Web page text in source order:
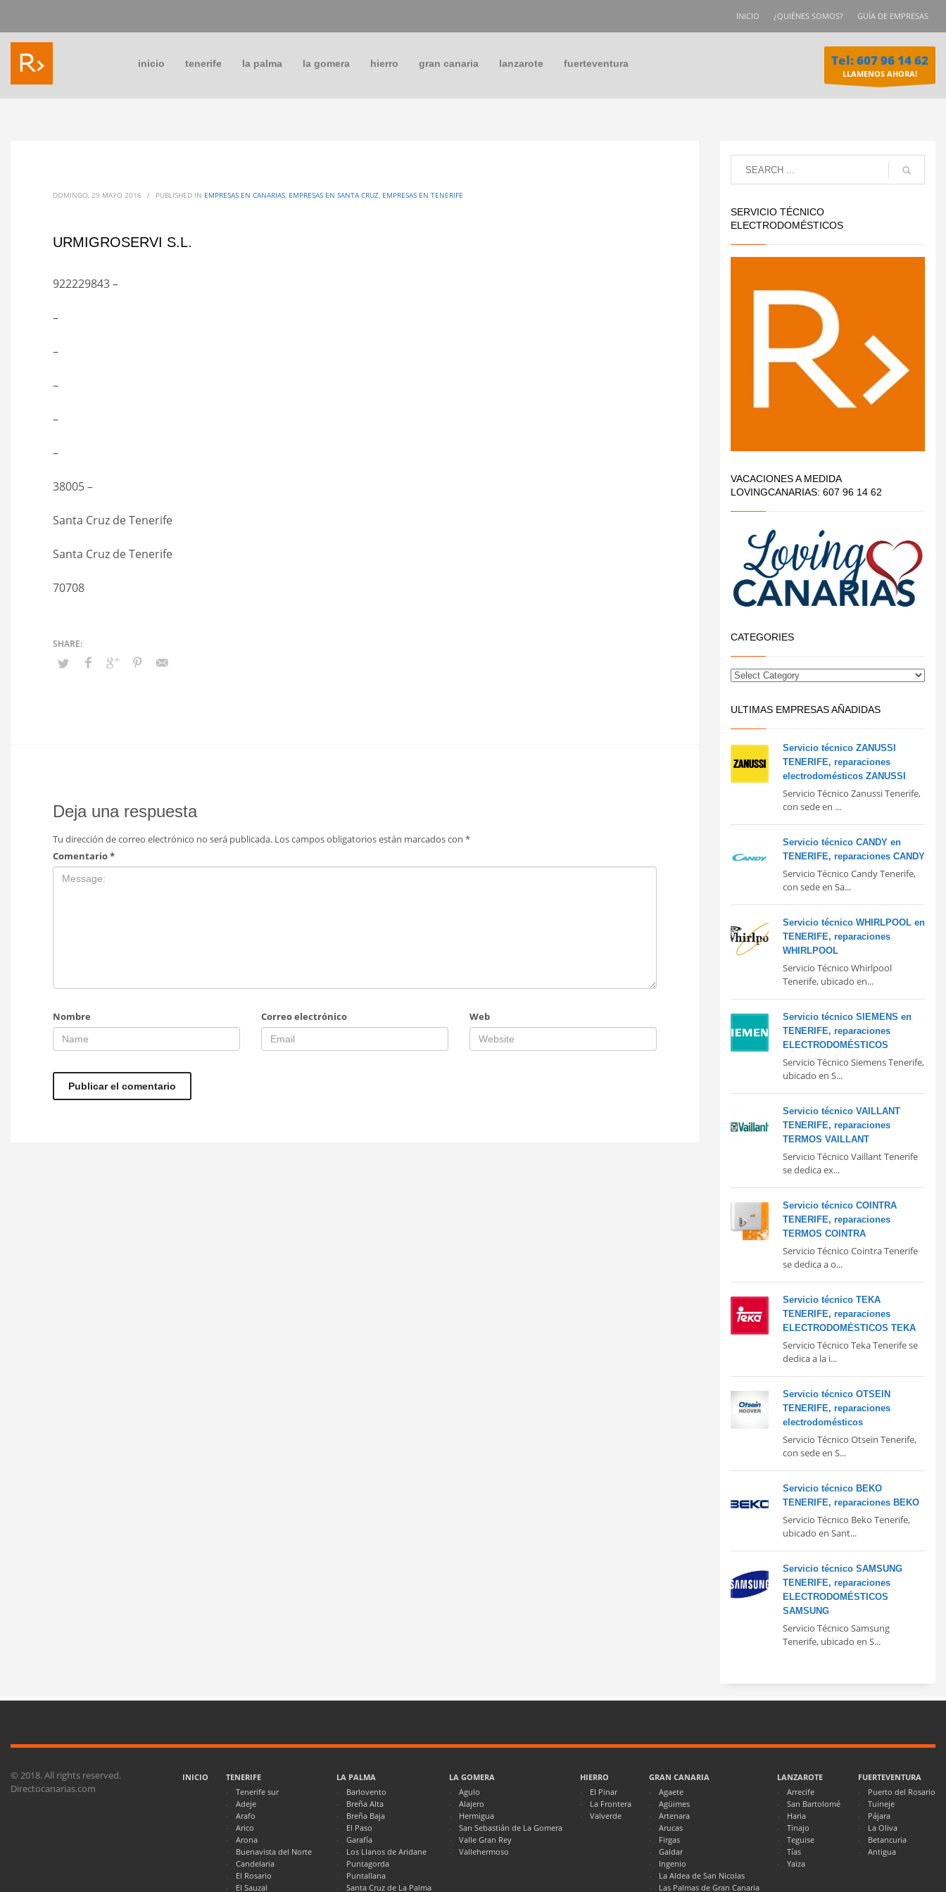
INICIO ¿QUIÉNES SOMOS? GUÍA DE EMPRESAS
inicio tenerife la palma la gomera hierro gran canaria lanzarote fuerteventura Tel: 607 96 14 62
LLAMENOS AHORA!
DOMINGO, 29 MAYO 2016 / PUBLISHED IN EMPRESAS EN CANARIAS, EMPRESAS EN SANTA CRUZ, EMPRESAS EN TENERIFE
URMIGROSERVI S.L.
922229843 –
–
–
–
–
–
38005 –
Santa Cruz de Tenerife
Santa Cruz de Tenerife
70708
Deja una respuesta
Tu dirección de correo electrónico no será publicada. Los campos obligatorios están marcados con *
Comentario*
Nombre Correo electrónico Web
SERVICIO TÉCNICO
ELECTRODOMÉSTICOS
VACACIONES A MEDIDA
LOVINGCANARIAS: 607 96 14 62
CATEGORIES
ULTIMAS EMPRESAS AÑADIDAS
Servicio técnico ZANUSSI
TENERIFE, reparaciones
electrodomésticos ZANUSSI
Servicio Técnico Zanussi Tenerife,
con sede en ...
Servicio técnico CANDY en
TENERIFE, reparaciones CANDY
Servicio Técnico Candy Tenerife,
con sede en Sa...
Servicio técnico WHIRLPOOL en
TENERIFE, reparaciones
WHIRLPOOL
Servicio Técnico Whirlpool
Tenerife, ubicado en...
Servicio técnico SIEMENS en
TENERIFE, reparaciones
ELECTRODOMÉSTICOS
Servicio Técnico Siemens Tenerife,
ubicado en S...
Servicio técnico VAILLANT
TENERIFE, reparaciones
TERMOS VAILLANT
Servicio Técnico Vaillant Tenerife
se dedica ex...
Servicio técnico COINTRA
TENERIFE, reparaciones
TERMOS COINTRA
Servicio Técnico Cointra Tenerife
se dedica a o...
Servicio técnico TEKA
TENERIFE, reparaciones
ELECTRODOMÉSTICOS TEKA
Servicio Técnico Teka Tenerife se
dedica a la i...
Servicio técnico OTSEIN
TENERIFE, reparaciones
electrodomésticos
Servicio Técnico Otsein Tenerife,
con sede en S...
Servicio técnico BEKO
TENERIFE, reparaciones BEKO
Servicio Técnico Beko Tenerife,
ubicado en Sant...
Servicio técnico SAMSUNG
TENERIFE, reparaciones
ELECTRODOMÉSTICOS
SAMSUNG
Servicio Técnico Samsung
Tenerife, ubicado en S...
INICIO
TENERIFE
Tenerife sur
Adeje
Arafo
Arico
Arona
Buenavista del Norte
Candelaria
El Rosario
El Sauzal
LA PALMA
Barlovento
Breña Alta
Breña Baja
El Paso
Garafía
Los Llanos de Aridane
Puntagorda
Puntallana
Santa Cruz de La Palma
LA GOMERA
Agulo
Alajero
Hermigua
San Sebastián de La Gomera
Valle Gran Rey
Vallehermoso
HIERRO
El Pinar
La Frontera
Valverde
GRAN CANARIA
Agaete
Agüimes
Artenara
Arucas
Firgas
Galdar
Ingenio
La Aldea de San Nicolas
Las Palmas de Gran Canaria
LANZAROTE
Arrecife
San Bartolomé
Haria
Tinajo
Teguise
Tías
Yaiza
FUERTEVENTURA
Puerto del Rosario
Tuineje
Pájara
La Oliva
Betancuria
Antigua
© 2018. All rights reserved.
Directocanarias.com